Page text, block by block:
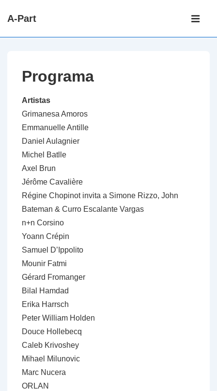
passer
A-Part
Main
Programa
Artistas
Grimanesa Amoros
Emmanuelle Antille
Daniel Aulagnier
Michel Batlle
Axel Brun
Jérôme Cavalière
Régine Chopinot invita a Simone Rizzo, John
Bateman & Curro Escalante Vargas
n+n Corsino
Yoann Crépin
Samuel D’Ippolito
Mounir Fatmi
Gérard Fromanger
Bilal Hamdad
Erika Harrsch
Peter William Holden
Douce Hollebecq
Caleb Krivoshey
Mihael Milunovic
Marc Nucera
ORLAN